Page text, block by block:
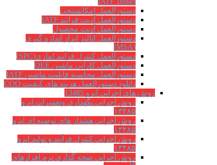
دستورالعمل امکانسنجی
دستورالعمل آدیت فرایند IATF
دستورالعمل آدیت محصول
دستورالعمل آنالیز ابزار اندازه گیری
(MSA)
دستورالعمل کنترل فرآیند آماری(SPC)
دستورالعمل کارایی ماشین OEE
دستورالعمل محاسبه قابلیت ماشین IATF
دانلود دستورالعمل هزینه های کیفیت COQ
روش های اجرایی ایزو 13485
روش اجرایی نگهداری وتعمیرات ایزو
۱۳۴۸۵
روش اجرایی هشدار های توصیه ای ایزو
۱۳۴۸۵
روش اجرایی کنترل فرآیند و تولید ایزو
۱۳۴۸۵
روش اجرایی صحه گذاری نرم افزارهای